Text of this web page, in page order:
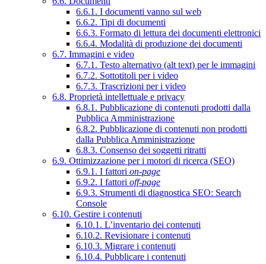
6.6.1. I documenti vanno sul web
6.6.2. Tipi di documenti
6.6.3. Formato di lettura dei documenti elettronici
6.6.4. Modalità di produzione dei documenti
6.7. Immagini e video
6.7.1. Testo alternativo (alt text) per le immagini
6.7.2. Sottotitoli per i video
6.7.3. Trascrizioni per i video
6.8. Proprietà intellettuale e privacy
6.8.1. Pubblicazione di contenuti prodotti dalla
Pubblica Amministrazione
6.8.2. Pubblicazione di contenuti non prodotti
dalla Pubblica Amministrazione
6.8.3. Consenso dei soggetti ritratti
6.9. Ottimizzazione per i motori di ricerca (SEO)
6.9.1. I fattori on-page
6.9.2. I fattori off-page
6.9.3. Strumenti di diagnostica SEO: Search
Console
6.10. Gestire i contenuti
6.10.1. L’inventario dei contenuti
6.10.2. Revisionare i contenuti
6.10.3. Migrare i contenuti
6.10.4. Pubblicare i contenuti